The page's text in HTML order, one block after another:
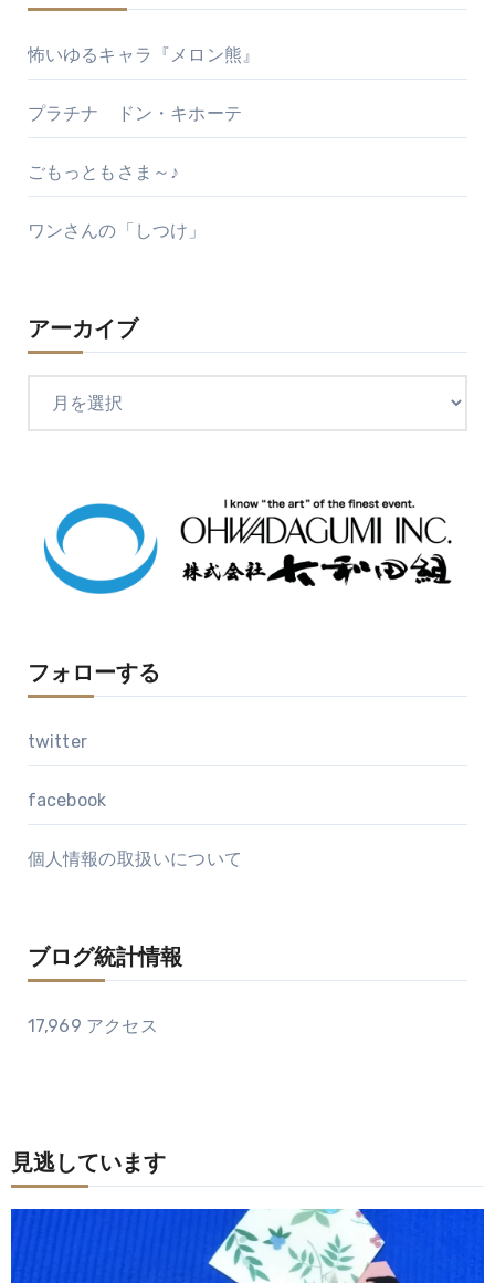
怖いゆるキャラ『メロン熊』
プラチナ ドン・キホーテ
ごもっともさま～♪
ワンさんの「しつけ」
アーカイブ
フォローする
twitter
facebook
個人情報の取扱いについて
ブログ統計情報
17,969 アクセス
見逃しています